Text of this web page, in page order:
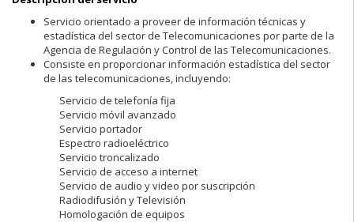
Servicio orientado a proveer de información técnicas y
estadística del sector de Telecomunicaciones por parte de la
Agencia de Regulación y Control de las Telecomunicaciones.
Consiste en proporcionar información estadística del sector
de las telecomunicaciones, incluyendo:
Servicio de telefonía fija
Servicio móvil avanzado
Servicio portador
Espectro radioeléctrico
Servicio troncalizado
Servicio de acceso a internet
Servicio de audio y video por suscripción
Radiodifusión y Televisión
Homologación de equipos